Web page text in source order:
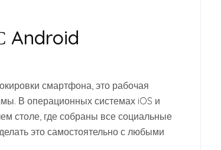
Android
смартфона, это рабочая
В операционных системах iOS и
столе, где собраны все социальные
это самостоятельно с любыми